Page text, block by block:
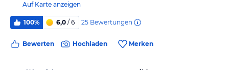
Auf Karte anzeigen
100% 6,0 / 6 25 Bewertungen
Bewerten Hochladen Merken